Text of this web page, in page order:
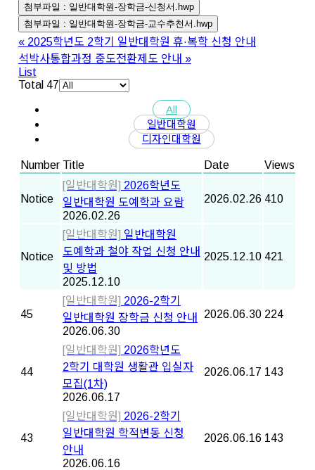
일반대학원-장학금-신청서.hwp
일반대학원-장학금-교수추천서.hwp
« 2025학년도 2학기 일반대학원 휴·복학 신청 안내
석박사통합과정 중도전환제도 안내 »
List
Total 47
All
일반대학원
디자인대학원
Number Title Date Views
Notice
[일반대학원] 2026학년도
일반대학원 도예학과 요람
2026.02.26
2026.02.26 410
Notice
[일반대학원] 일반대학원
도예학과 철야 작업 신청 안내
및 방법
2025.12.10
2025.12.10 421
45
[일반대학원] 2026-2학기
일반대학원 장학금 신청 안내
2026.06.30
2026.06.30 224
44
[일반대학원] 2026학년도
2학기 대학원 생활관 입실자
모집(1차)
2026.06.17
2026.06.17 143
43
[일반대학원] 2026-2학기
일반대학원 학적변동 신청
안내
2026.06.16
2026.06.16 143